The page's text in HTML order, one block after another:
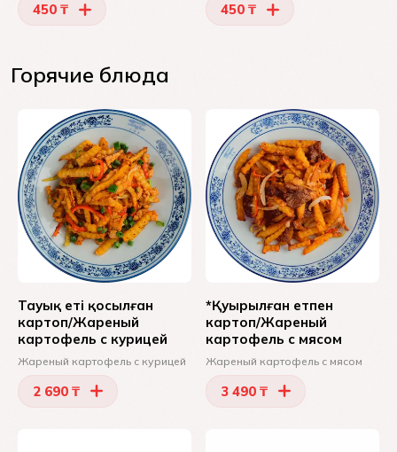
450 ₸ 450 ₸
Горячие блюда
Тауық еті қосылған
картоп/Жареный
картофель с курицей
Жареный картофель с курицей
2 690 ₸
*Қуырылған етпен
картоп/Жареный
картофель с мясом
Жареный картофель с мясом
3 490 ₸